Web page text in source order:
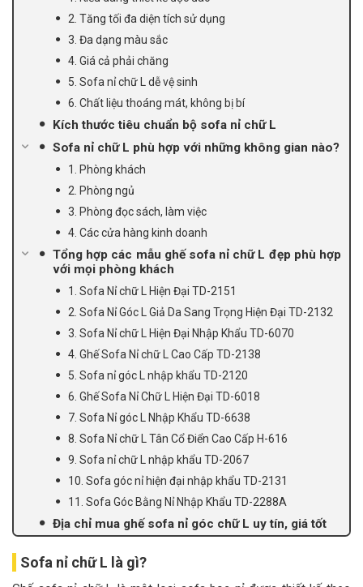
2. Tăng tối đa diện tích sử dụng
3. Đa dạng màu sắc
4. Giá cả phải chăng
5. Sofa nỉ chữ L dễ vệ sinh
6. Chất liệu thoáng mát, không bị bí
Kích thước tiêu chuẩn bộ sofa nỉ chữ L
Sofa nỉ chữ L phù hợp với những không gian nào?
1. Phòng khách
2. Phòng ngủ
3. Phòng đọc sách, làm việc
4. Các cửa hàng kinh doanh
Tổng hợp các mẫu ghế sofa nỉ chữ L đẹp phù hợp
với mọi phòng khách
1. Sofa Nỉ chữ L Hiện Đại TD-2151
2. Sofa Nỉ Góc L Giả Da Sang Trọng Hiện Đại TD-2132
3. Sofa Nỉ chữ L Hiện Đại Nhập Khẩu TD-6070
4. Ghế Sofa Nỉ chữ L Cao Cấp TD-2138
5. Sofa nỉ góc L nhập khẩu TD-2120
6. Ghế Sofa Nỉ Chữ L Hiện Đại TD-6018
7. Sofa Nỉ góc L Nhập Khẩu TD-6638
8. Sofa Nỉ chữ L Tân Cổ Điển Cao Cấp H-616
9. Sofa nỉ chữ L nhập khẩu TD-2067
10. Sofa góc nỉ hiện đại nhập khẩu TD-2131
11. Sofa Góc Bằng Nỉ Nhập Khẩu TD-2288A
Địa chỉ mua ghế sofa nỉ góc chữ L uy tín, giá tốt
Sofa nỉ chữ L là gì?